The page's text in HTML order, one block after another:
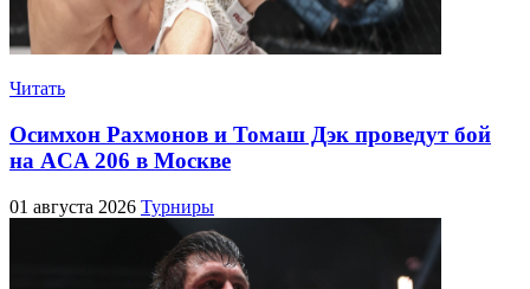
Читать
Осимхон Рахмонов и Томаш Дэк проведут бой
на ACA 206 в Москве
01 августа 2026 Турниры